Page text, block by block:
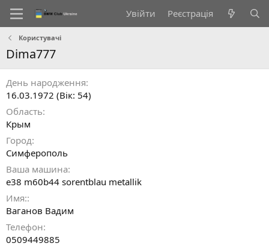
Увійти Реєстрація
Користувачі
Dima777
День народження
16.03.1972 (Вік: 54)
Область
Крым
Город
Симферополь
Ваша машина
e38 m60b44 sorentblau metallik
Имя:
Ваганов Вадим
Телефон
0509449885